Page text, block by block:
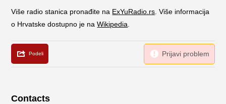
Više radio stanica pronađite na ExYuRadio.rs . Više informacija
o Hrvatske dostupno je naWikipedia
Contacts